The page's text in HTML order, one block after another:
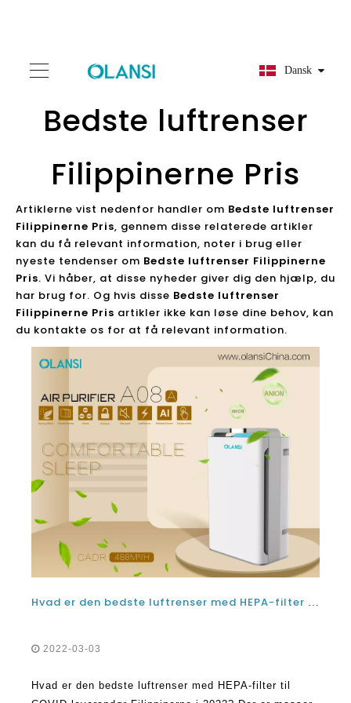
Dansk
Bedste luftrenser
Filippinerne Pris
Artiklerne vist nedenfor handler om Bedste luftrenser
Filippinerne Pris, gennem disse relaterede artikler
kan du få relevant information, noter i brug eller
nyeste tendenser om Bedste luftrenser Filippinerne
Pris. Vi håber, at disse nyheder giver dig den hjælp, du
har brug for. Og hvis disse Bedste luftrenser
Filippinerne Pris artikler ikke kan løse dine behov, kan
du kontakte os for at få relevant information.
Hvad er den bedste luftrenser med HEPA-filter til COVID leverandør Filippinerne i 2022?
2022-03-03
Hvad er den bedste luftrenser med HEPA-filter til